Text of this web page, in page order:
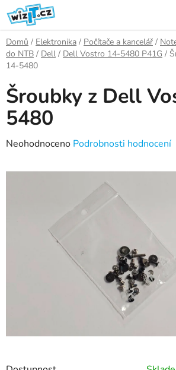
Přejít
na
obsah
Domů / Elektronika / Počítače a kancelář /
do NTB / Dell / Dell Vostro 14-5480 P41G /
14-5480
Šroubky z Dell
5480
Průměrné
produktu
Neohodnoceno Podrobnosti hodnocení